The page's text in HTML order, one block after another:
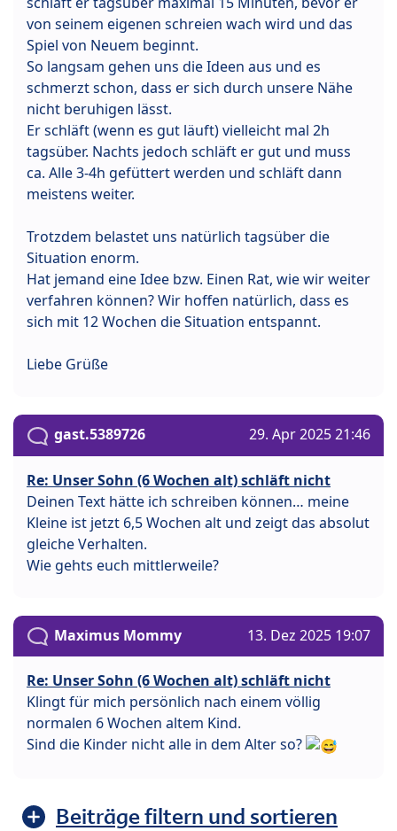
von seinem eigenen schreien wach wird und das
Spiel von Neuem beginnt.
So langsam gehen uns die Ideen aus und es
schmerzt schon, dass er sich durch unsere Nähe
nicht beruhigen lässt.
Er schläft (wenn es gut läuft) vielleicht mal 2h
tagsüber. Nachts jedoch schläft er gut und muss
ca. Alle 3-4h gefüttert werden und schläft dann
meistens weiter.
Trotzdem belastet uns natürlich tagsüber die
Situation enorm.
Hat jemand eine Idee bzw. Einen Rat, wie wir weiter
verfahren können? Wir hoffen natürlich, dass es
sich mit 12 Wochen die Situation entspannt.
Liebe Grüße
gast.5389726 29. Apr 2025 21:46
Re: Unser Sohn (6 Wochen alt) schläft nicht
Deinen Text hätte ich schreiben können… meine
Kleine ist jetzt 6,5 Wochen alt und zeigt das absolut
gleiche Verhalten.
Wie gehts euch mittlerweile?
Maximus Mommy 13. Dez 2025 19:07
Re: Unser Sohn (6 Wochen alt) schläft nicht
Klingt für mich persönlich nach einem völlig
normalen 6 Wochen altem Kind.
Sind die Kinder nicht alle in dem Alter so?
Beiträge filtern und sortieren